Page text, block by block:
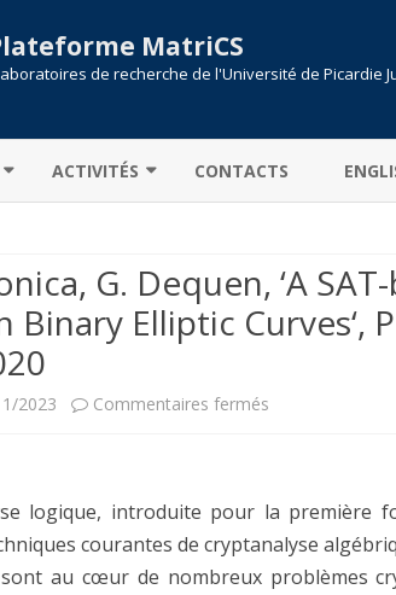
MatriCS
de recherche de l'Université de Picardie
to
ACTIVITÉS
PROJETS
PUBLICATIONS
CONTACTS
G. Dequen, ‘A
Binary Elliptic Curves‘,
2023 Commentaires ferméssur
Ionica,
logique, introduite pour la première
courantes de cryptanalyse
au cœur de nombreux problèmes